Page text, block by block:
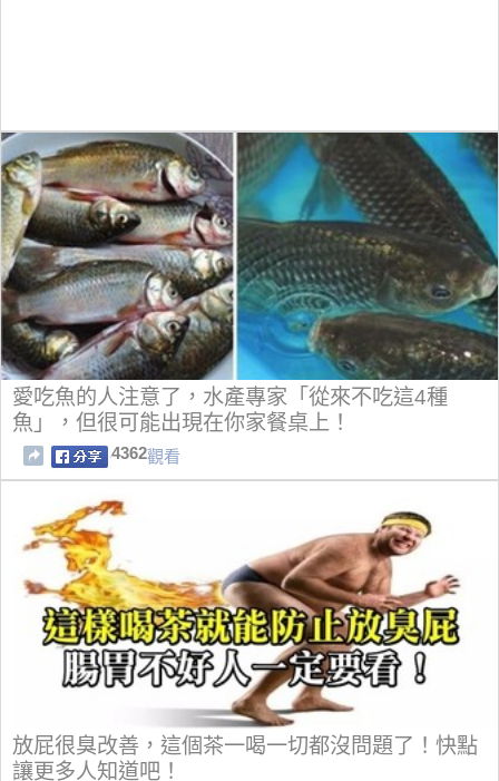
愛吃魚的人注意了，水產專家「從來不吃這4種
魚」，但很可能出現在你家餐桌上！
4362觀看
放屁很臭改善，這個茶一喝一切都沒問題了！快點
讓更多人知道吧！